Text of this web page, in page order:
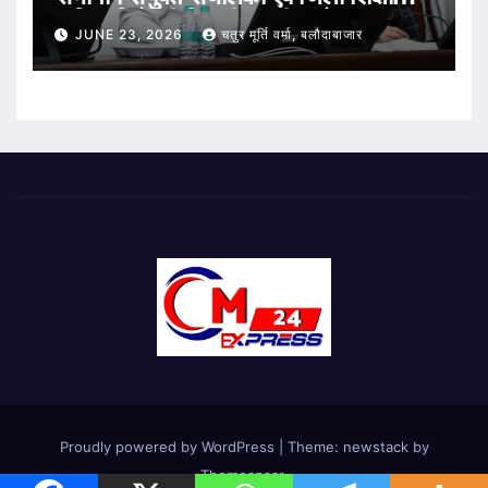
अधिकारियों की विभागीय समीक्षा बैठक संपन्न
JUNE 23, 2026 चतुर मूर्ति वर्मा, बलौदाबाजार
Proudly powered by WordPress
Theme: newstack by
Themeansar.